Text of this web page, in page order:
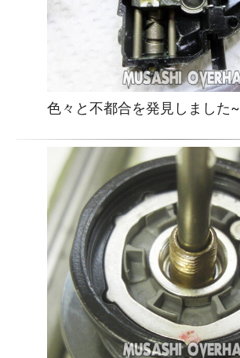
色々と不都合を発見しました~